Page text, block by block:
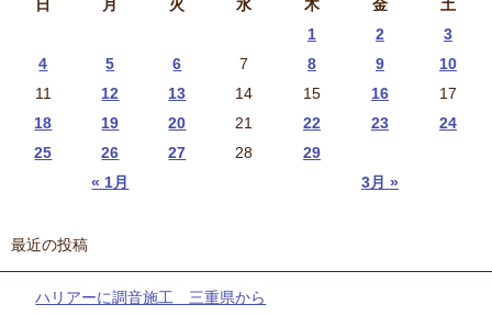
日
月 火 水 木 金 土
« 1月 3月 »
1 2
3
4
5 6 7 8 9
10
11
12 13 14 15 16
17
18
19 20 21 22 23
24
25
26 27 28 29
最近の投稿
ハリアーに調音施工 三重県から